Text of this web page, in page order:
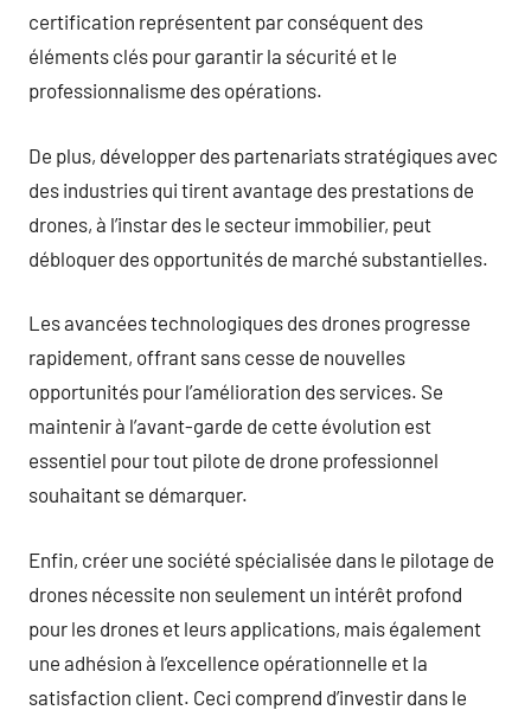
certification représentent par conséquent des
éléments clés pour garantir la sécurité et le
professionnalisme des opérations.
De plus, développer des partenariats stratégiques avec
des industries qui tirent avantage des prestations de
drones, à l’instar des le secteur immobilier, peut
débloquer des opportunités de marché substantielles.
Les avancées technologiques des drones progresse
rapidement, offrant sans cesse de nouvelles
opportunités pour l’amélioration des services. Se
maintenir à l’avant-garde de cette évolution est
essentiel pour tout pilote de drone professionnel
souhaitant se démarquer.
Enfin, créer une société spécialisée dans le pilotage de
drones nécessite non seulement un intérêt profond
pour les drones et leurs applications, mais également
une adhésion à l’excellence opérationnelle et la
satisfaction client. Ceci comprend d’investir dans le